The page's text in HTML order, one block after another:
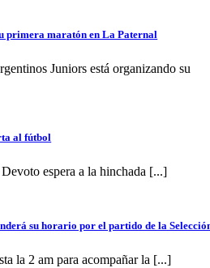
primera maratón en La Paternal
Juniors está organizando su
al fútbol
espera a la hinchada [...]
su horario por el partido de la
la 2 am para acompañar la [...]